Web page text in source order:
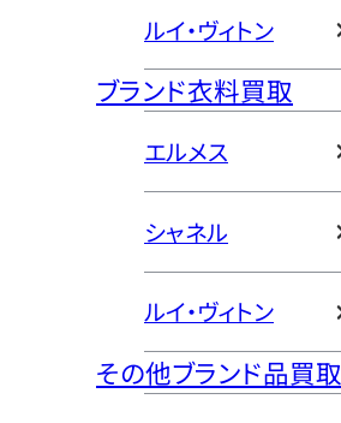
ルイ・ヴィトン
ブランド衣料買取
エルメス
シャネル
ルイ・ヴィトン
その他ブランド品買取